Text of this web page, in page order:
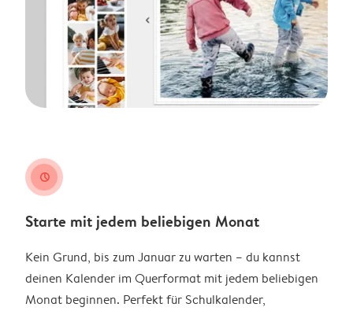
clock
Starte mit jedem beliebigen Monat
Kein Grund, bis zum Januar zu warten – du kannst
deinen Kalender im Querformat mit jedem beliebigen
Monat beginnen. Perfekt für Schulkalender,